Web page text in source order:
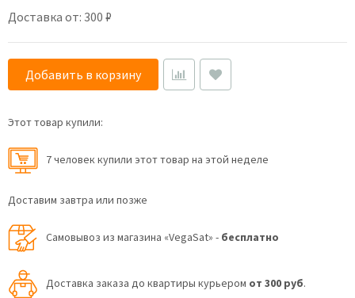
Доставка от: 300 ₽
Добавить в корзину
Этот товар купили:
7 человек купили этот товар на этой неделе
Доставим завтра или позже
Самовывоз из магазина «VegaSat» - бесплатно
Доставка заказа до квартиры курьером от 300 руб.